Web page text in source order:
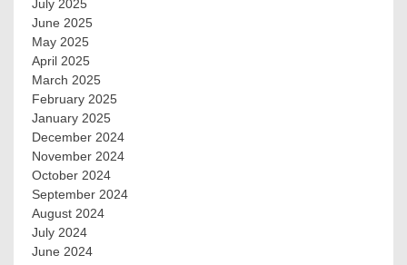
July 2025
June 2025
May 2025
April 2025
March 2025
February 2025
January 2025
December 2024
November 2024
October 2024
September 2024
August 2024
July 2024
June 2024